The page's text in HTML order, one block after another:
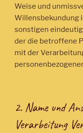
Weise und
Willensbekundung
sonstigen
der die betroffene
mit der
2. Name und
Verarbeitung